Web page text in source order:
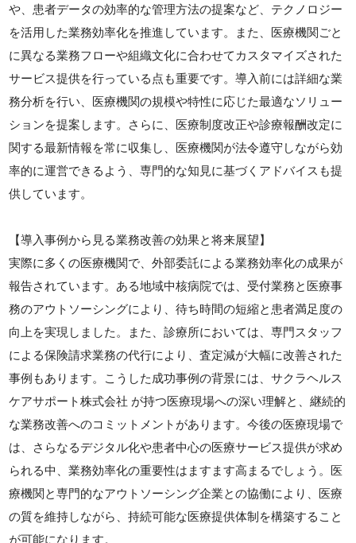
や、患者データの効率的な管理方法の提案など、テクノロジー
を活用した業務効率化を推進しています。また、医療機関ごと
に異なる業務フローや組織文化に合わせてカスタマイズされた
サービス提供を行っている点も重要です。導入前には詳細な業
務分析を行い、医療機関の規模や特性に応じた最適なソリュー
ションを提案します。さらに、医療制度改正や診療報酬改定に
関する最新情報を常に収集し、医療機関が法令遵守しながら効
率的に運営できるよう、専門的な知見に基づくアドバイスも提
供しています。
【導入事例から見る業務改善の効果と将来展望】
実際に多くの医療機関で、外部委託による業務効率化の成果が
報告されています。ある地域中核病院では、受付業務と医療事
務のアウトソーシングにより、待ち時間の短縮と患者満足度の
向上を実現しました。また、診療所においては、専門スタッフ
による保険請求業務の代行により、査定減が大幅に改善された
事例もあります。こうした成功事例の背景には、サクラヘルス
ケアサポート株式会社 が持つ医療現場への深い理解と、継続的
な業務改善へのコミットメントがあります。今後の医療現場で
は、さらなるデジタル化や患者中心の医療サービス提供が求め
られる中、業務効率化の重要性はますます高まるでしょう。医
療機関と専門的なアウトソーシング企業との協働により、医療
の質を維持しながら、持続可能な医療提供体制を構築すること
が可能になります。